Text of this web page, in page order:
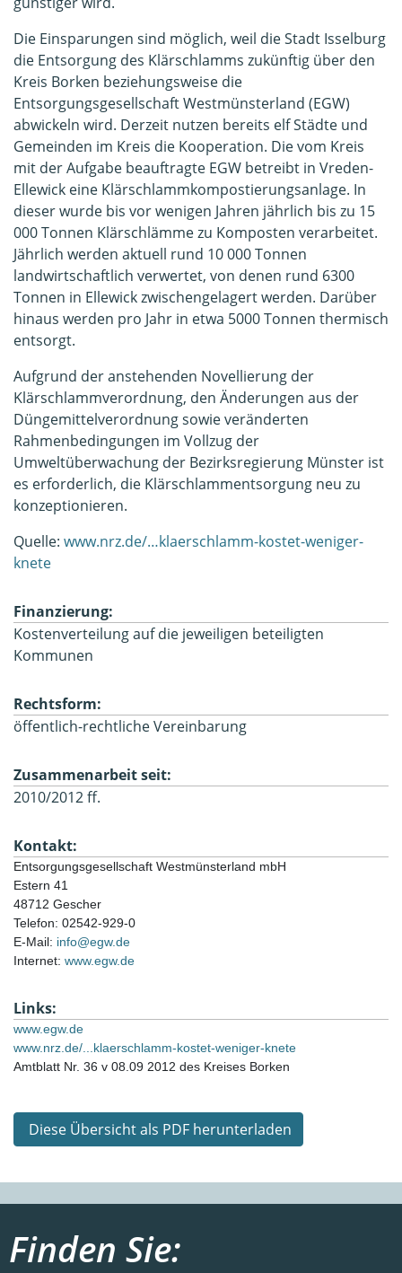
Die Einsparungen sind möglich, weil die Stadt Isselburg
die Entsorgung des Klärschlamms zukünftig über den
Kreis Borken beziehungsweise die
Entsorgungsgesellschaft Westmünsterland (EGW)
abwickeln wird. Derzeit nutzen bereits elf Städte und
Gemeinden im Kreis die Kooperation. Die vom Kreis
mit der Aufgabe beauftragte EGW betreibt in Vreden-
Ellewick eine Klärschlammkompostierungsanlage. In
dieser wurde bis vor wenigen Jahren jährlich bis zu 15
000 Tonnen Klärschlämme zu Komposten verarbeitet.
Jährlich werden aktuell rund 10 000 Tonnen
landwirtschaftlich verwertet, von denen rund 6300
Tonnen in Ellewick zwischengelagert werden. Darüber
hinaus werden pro Jahr in etwa 5000 Tonnen thermisch
entsorgt.
Aufgrund der anstehenden Novellierung der
Klärschlammverordnung, den Änderungen aus der
Düngemittelverordnung sowie veränderten
Rahmenbedingungen im Vollzug der
Umweltüberwachung der Bezirksregierung Münster ist
es erforderlich, die Klärschlammentsorgung neu zu
konzeptionieren.
Quelle: www.nrz.de/…klaerschlamm-kostet-weniger-
knete
Finanzierung:
Kostenverteilung auf die jeweiligen beteiligten
Kommunen
Rechtsform:
öffentlich-rechtliche Vereinbarung
Zusammenarbeit seit:
2010/2012 ff.
Kontakt:
Entsorgungsgesellschaft Westmünsterland mbH
Estern 41
48712 Gescher
Telefon: 02542-929-0
E-Mail: info@egw.de
Internet: www.egw.de
Links:
www.egw.de
www.nrz.de/...klaerschlamm-kostet-weniger-knete
Amtblatt Nr. 36 v 08.09 2012 des Kreises Borken
Diese Übersicht als PDF herunterladen
Finden Sie: